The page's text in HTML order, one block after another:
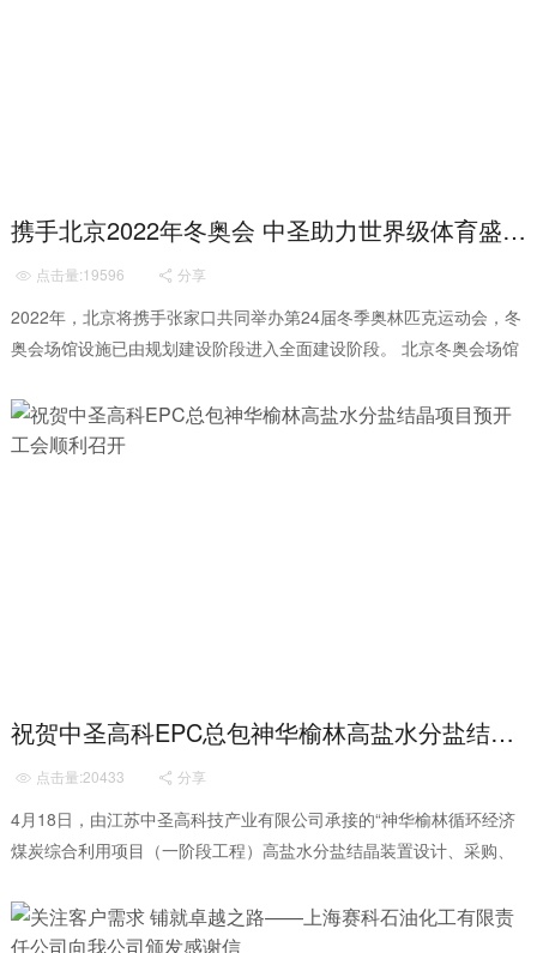
携手北京2022年冬奥会 中圣助力世界级体育盛会 ——中圣管道工程公司承接2022年北京冬奥会雪车雪橇赛道可调支撑系统项目
 点击量:19596  分享
2022年，北京将携手张家口共同举办第24届冬季奥林匹克运动会，冬
奥会场馆设施已由规划建设阶段进入全面建设阶段。 北京冬奥会场馆
祝贺中圣高科EPC总包神华榆林高盐水分盐结晶项目预开工会顺利召开
 点击量:20433  分享
4月18日，由江苏中圣高科技产业有限公司承接的“神华榆林循环经济
煤炭综合利用项目（一阶段工程）高盐水分盐结晶装置设计、采购、